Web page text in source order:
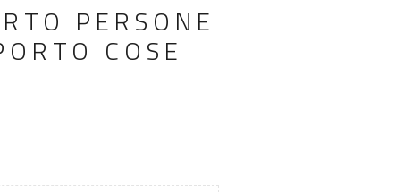
PERSONE
COSE